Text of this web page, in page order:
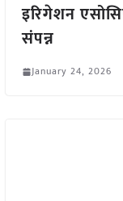
इरिगेशन
संपन्न
January 24, 2026